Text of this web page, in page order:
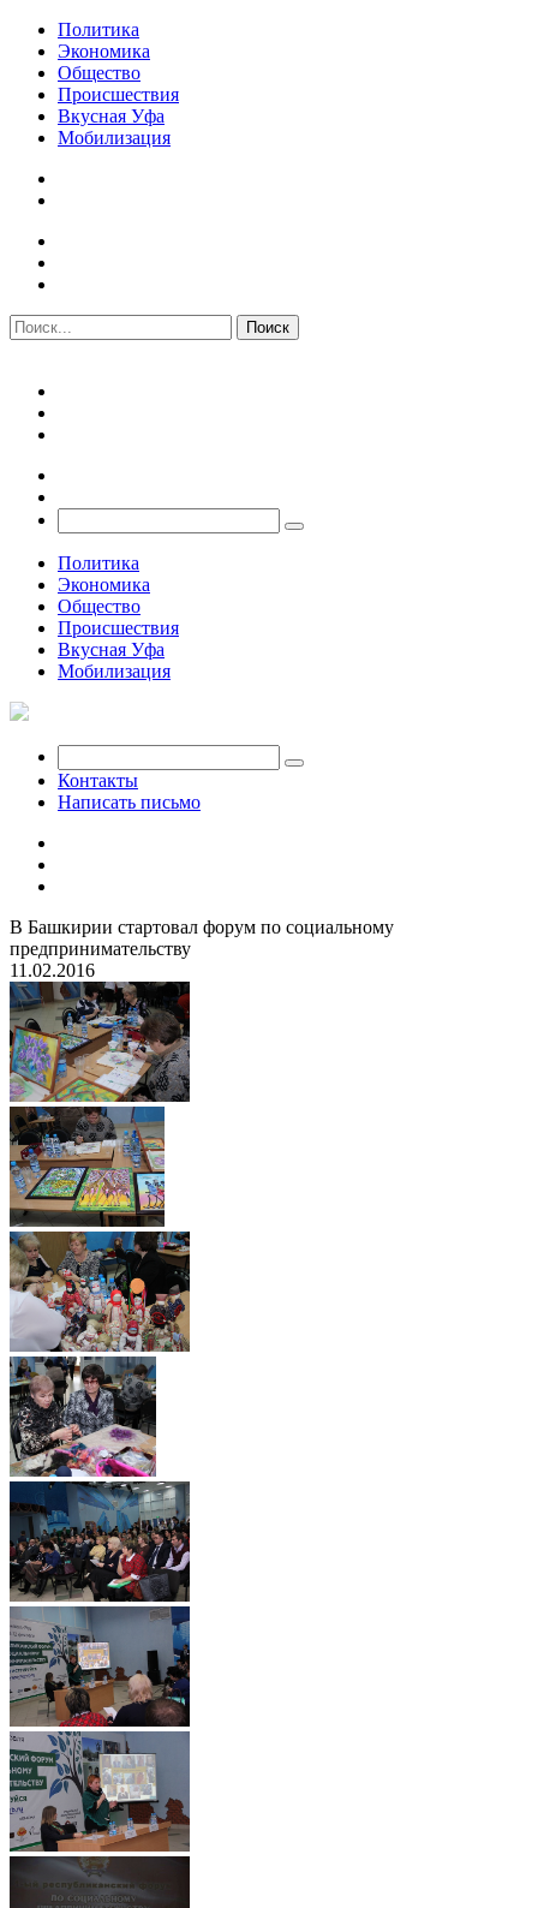
Политика
Экономика
Общество
Происшествия
Вкусная Уфа
Мобилизация
Политика
Экономика
Общество
Происшествия
Вкусная Уфа
Мобилизация
Контакты
Написать письмо
В Башкирии стартовал форум по социальному
предпринимательству
11.02.2016